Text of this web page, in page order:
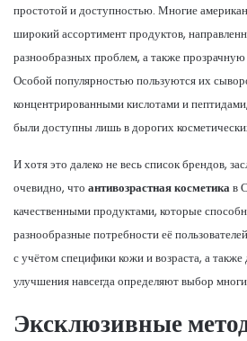
простотой и доступностью. Многие
широкий ассортимент продуктов,
разнообразных проблем, а также
Особой популярностью пользуются их
концентрированными кислотами и
были доступны лишь в дорогих
И хотя это далеко не весь список брендов,
очевидно, что антивозрастная косметикав
качественными продуктами, которые
разнообразные потребности её
с учётом специфики кожи и возраста, а
улучшения навсегда определяют выбор
Эксклюзивные